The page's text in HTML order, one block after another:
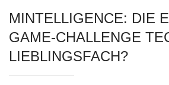
MINTELLIGENCE: DIE
GAME-CHALLENGE
LIEBLINGSFACH?